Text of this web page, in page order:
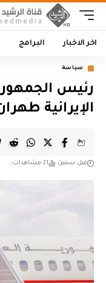
اخر الاخبار البرامج
سياسة
رئيس
الإيرانية
قبل سنتين 21 مشاهدات